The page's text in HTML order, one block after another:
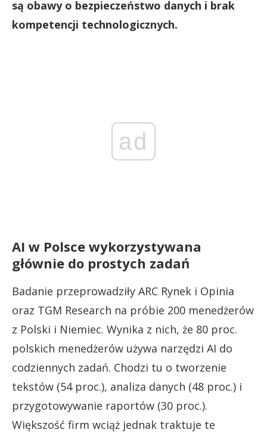
są obawy o bezpieczeństwo danych i brak
kompetencji technologicznych.
ad
AI w Polsce wykorzystywana
głównie do prostych zadań
Badanie przeprowadziły ARC Rynek i Opinia
oraz TGM Research na próbie 200 menedżerów
z Polski i Niemiec. Wynika z nich, że 80 proc.
polskich menedżerów używa narzędzi AI do
codziennych zadań. Chodzi tu o tworzenie
tekstów (54 proc.), analiza danych (48 proc.) i
przygotowywanie raportów (30 proc.).
Większość firm wciąż jednak traktuje te